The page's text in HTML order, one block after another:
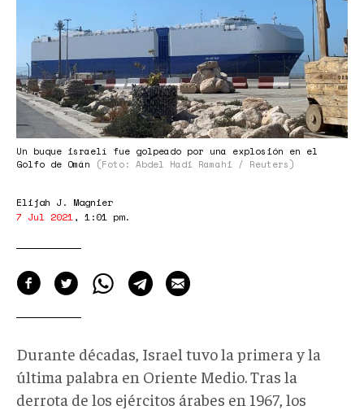
reuters.jpg
Un buque israelí fue golpeado por una explosión en el
Golfo de Omán
(Foto: Abdel Hadi Ramahi / Reuters)
Elijah J. Magnier
7 Jul 2021, 1:01 pm.
Durante décadas, Israel tuvo la primera y la
última palabra en Oriente Medio. Tras la
derrota de los ejércitos árabes en 1967, los